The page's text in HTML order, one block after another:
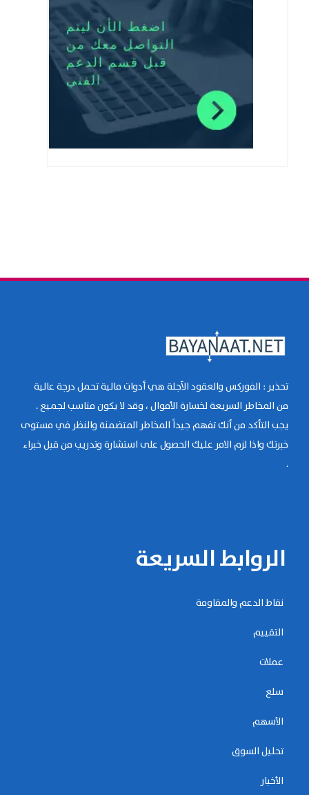
تحذير : الفوركس والعقود الآجلة هي أدوات مالية تحمل درجة عالية
من المخاطر السريعة لخسارة الأموال ، وقد لا يكون مناسب لجميع .
يجب التأكد من أنك تفهم جيداً المخاطر المتضمنة والنظر في مستوى
خبرتك واذا لزم الامر عليك الحصول على استشارة وتدريب من قبل خبراء
.
الروابط السريعة
نقاط الدعم والمقاومة
التقييم
عملات
سلع
الأسهم
تحليل السوق
الأخبار